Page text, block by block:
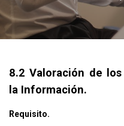
8.2 Valoración de
la Información.
Requisito.